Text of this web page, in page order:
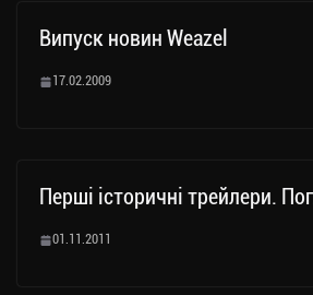
Випуск новин Weazel
17.02.2009
Перші історичні трейлери.
01.11.2011